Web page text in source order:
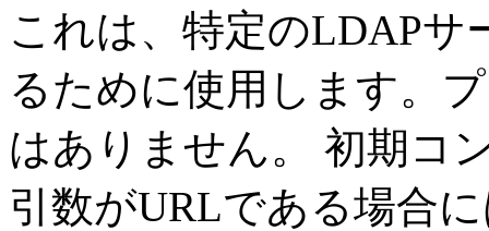
これは、特定のLDAP
るために使用します。
はありません。
初期コ
引数がURLである場合